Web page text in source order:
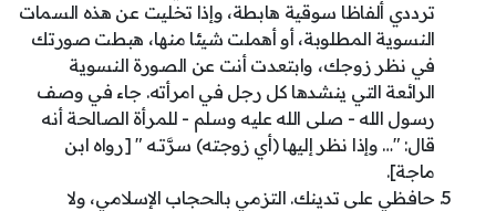
ترددي ألفاظا سوقية هابطة، وإذا تخليت عن هذه السمات
النسوية المطلوبة، أو أهملت شيئا منها، هبطت صورتك
في نظر زوجك، وابتعدت أنت عن الصورة النسوية
الرائعة التي ينشدها كل رجل في امرأته. جاء في وصف
رسول الله - صلى الله عليه وسلم - للمرأة الصالحة أنه
قال: "… وإذا نظر إليها (أي زوجته) سرَّتـه " [رواه ابن
ماجة].
حافظي على تدينك. التزمي بالحجاب الإسلامي، ولا